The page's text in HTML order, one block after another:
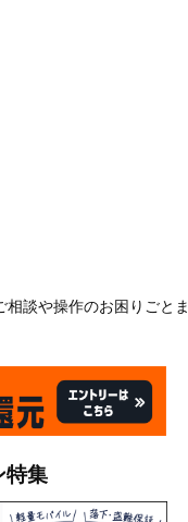
談や操作のお困りごと
特集